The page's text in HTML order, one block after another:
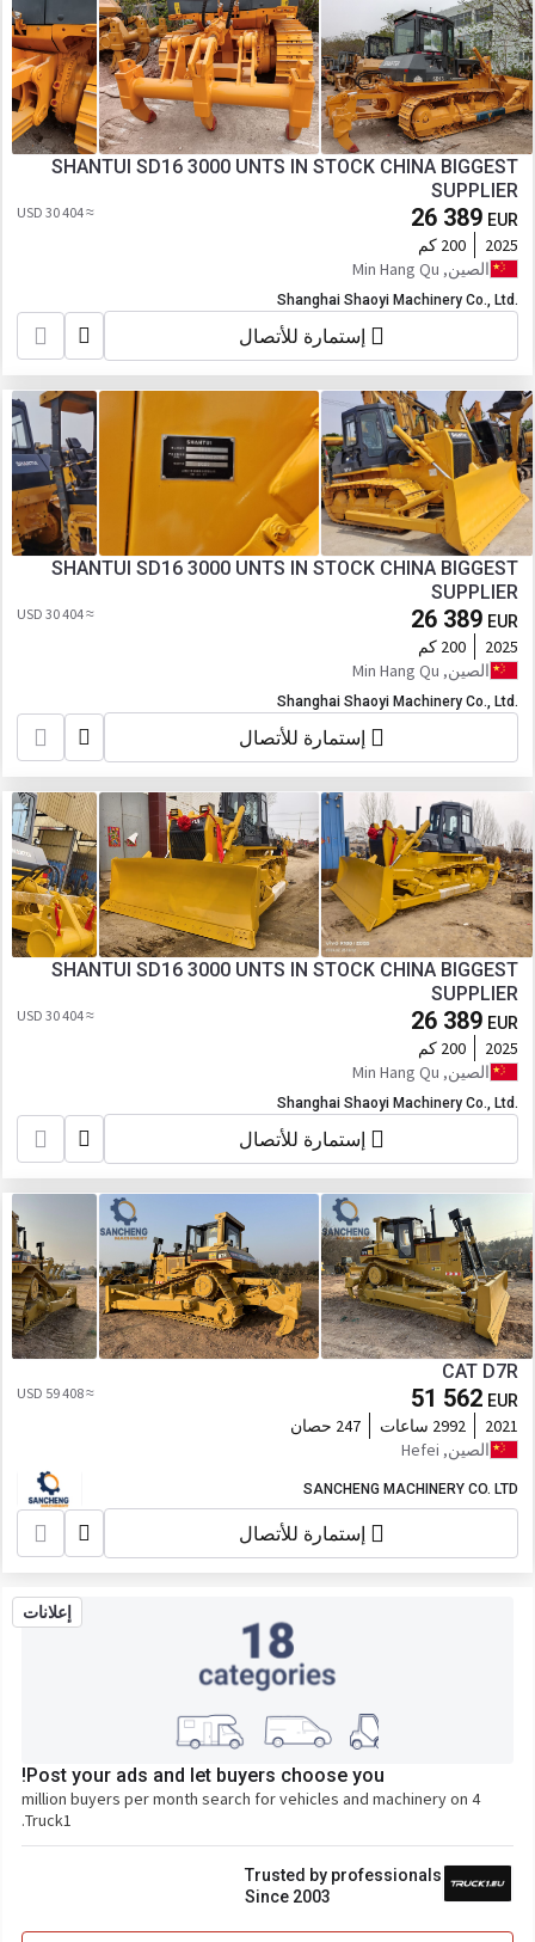
SHANTUI SD16 3000 UNTS IN STOCK CHINA BIGGEST
SUPPLIER
26 389 EUR
≈ 30 404 USD
2025
200 كم
الصين, Min Hang Qu
Shanghai Shaoyi Machinery Co., Ltd.
إستمارة للأتصال
SHANTUI SD16 3000 UNTS IN STOCK CHINA BIGGEST
SUPPLIER
26 389 EUR
≈ 30 404 USD
2025
200 كم
الصين, Min Hang Qu
Shanghai Shaoyi Machinery Co., Ltd.
إستمارة للأتصال
SHANTUI SD16 3000 UNTS IN STOCK CHINA BIGGEST
SUPPLIER
26 389 EUR
≈ 30 404 USD
2025
200 كم
الصين, Min Hang Qu
Shanghai Shaoyi Machinery Co., Ltd.
إستمارة للأتصال
CAT D7R
51 562 EUR
≈ 59 408 USD
2021 2992 ساعات
247 حصان
الصين, Hefei
SANCHENG MACHINERY CO. LTD
إستمارة للأتصال
إعلانات
Post your ads and let buyers choose you!
4 million buyers per month search for vehicles and machinery on
Truck1.
Trusted by professionals
Since 2003